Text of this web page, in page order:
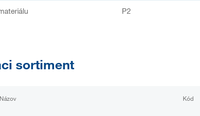
P2
sortiment
Názov Kód